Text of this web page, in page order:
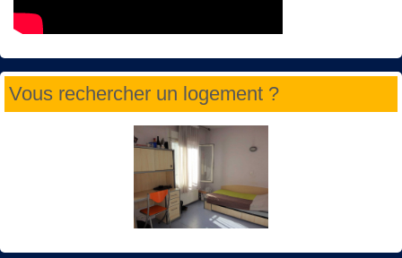
Vous rechercher un logement ?